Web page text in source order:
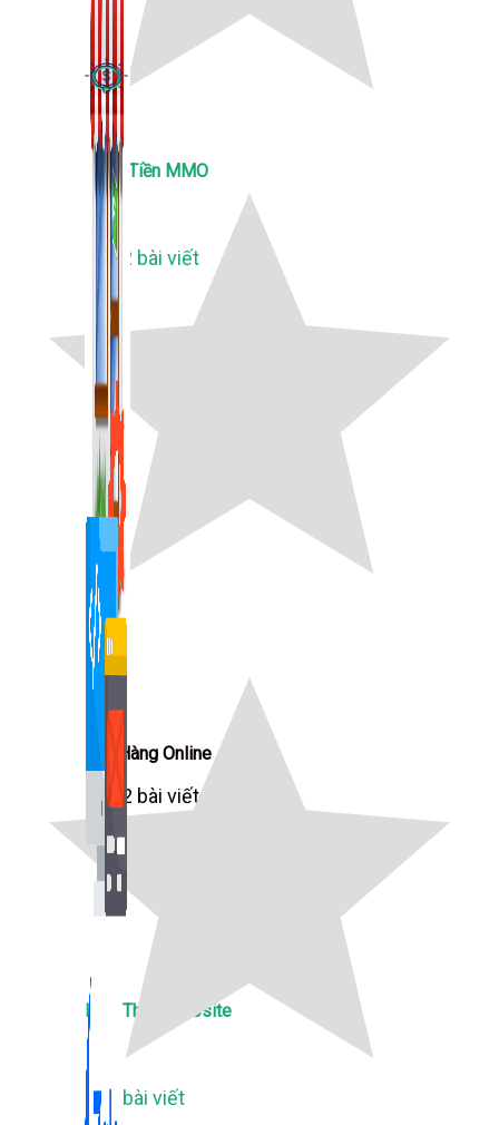
Bán Hàng Online
2,632 bài viết
New
Kiếm Tiền MMO
1,422 bài viết
Kiến Thức Website
309 bài viết